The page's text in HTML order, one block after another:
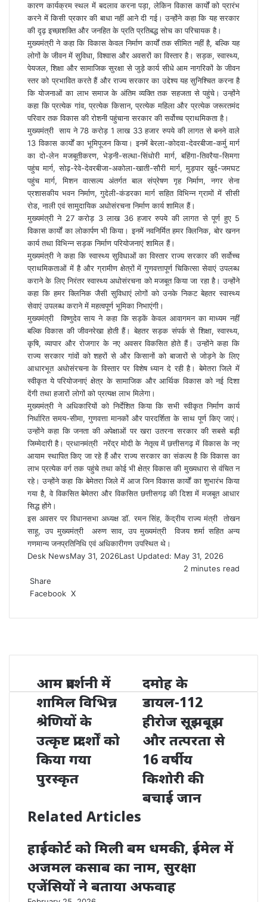
कारण कार्यक्रम स्थल में बदलाव करना पड़ा, लेकिन विकास कार्यों को प्रारंभ
करने में किसी प्रकार की बाधा नहीं आने दी गई। उन्होंने कहा कि यह सरकार
की दृढ़ इच्छाशक्ति और जनहित के प्रति प्रतिबद्ध सोच का परिचायक है।
मुख्यमंत्री ने कहा कि विकास केवल निर्माण कार्यों तक सीमित नहीं है, बल्कि यह
लोगों के जीवन में सुविधा, विश्वास और अवसरों का विस्तार है। सड़क, स्वास्थ्य,
पेयजल, शिक्षा और सामाजिक सुरक्षा से जुड़े कार्य सीधे आम नागरिकों के जीवन
स्तर को प्रभावित करते हैं और राज्य सरकार का उद्देश्य यह सुनिश्चित करना है
कि योजनाओं का लाभ समाज के अंतिम व्यक्ति तक सहजता से पहुंचे। उन्होंने
कहा कि प्रत्येक गांव, प्रत्येक किसान, प्रत्येक महिला और प्रत्येक जरूरतमंद
परिवार तक विकास की रोशनी पहुंचाना सरकार की सर्वोच्च प्राथमिकता है।
मुख्यमंत्री साय ने 78 करोड़ 1 लाख 33 हजार रुपये की लागत से बनने वाले
13 विकास कार्यों का भूमिपूजन किया। इनमें बेरला-कोदवा-देवरबीजा-कर्मु मार्ग
का दो-लेन मजबूतीकरण, भेड़नी-सल्धा-सिंधोरी मार्ग, बहिंगा-तिवरैया-सिमगा
पहुंच मार्ग, सोढ़-रेवे-देवरबीजा-अकोला-खाती-सौरी मार्ग, मुड़पार खुर्द-जमघट
पहुंच मार्ग, मिशन वात्सल्य अंतर्गत बाल संप्रेषण गृह निर्माण, नगर सेना
प्रशासकीय भवन निर्माण, गुदेली-कंडरका मार्ग सहित विभिन्न ग्रामों में सीसी
रोड, नाली एवं सामुदायिक अधोसंरचना निर्माण कार्य शामिल हैं।
मुख्यमंत्री ने 27 करोड़ 3 लाख 36 हजार रुपये की लागत से पूर्ण हुए 5
विकास कार्यों का लोकार्पण भी किया। इनमें नवनिर्मित हमर क्लिनिक, बोर खनन
कार्य तथा विभिन्न सड़क निर्माण परियोजनाएं शामिल हैं।
मुख्यमंत्री ने कहा कि स्वास्थ्य सुविधाओं का विस्तार राज्य सरकार की सर्वोच्च
प्राथमिकताओं में है और ग्रामीण क्षेत्रों में गुणवत्तापूर्ण चिकित्सा सेवाएं उपलब्ध
कराने के लिए निरंतर स्वास्थ्य अधोसंरचना को मजबूत किया जा रहा है। उन्होंने
कहा कि हमर क्लिनिक जैसी सुविधाएं लोगों को उनके निकट बेहतर स्वास्थ्य
सेवाएं उपलब्ध कराने में महत्वपूर्ण भूमिका निभाएंगी।
मुख्यमंत्री विष्णुदेव साय ने कहा कि सड़कें केवल आवागमन का माध्यम नहीं
बल्कि विकास की जीवनरेखा होती हैं। बेहतर सड़क संपर्क से शिक्षा, स्वास्थ्य,
कृषि, व्यापार और रोजगार के नए अवसर विकसित होते हैं। उन्होंने कहा कि
राज्य सरकार गांवों को शहरों से और किसानों को बाजारों से जोड़ने के लिए
आधारभूत अधोसंरचना के विस्तार पर विशेष ध्यान दे रही है। बेमेतरा जिले में
स्वीकृत ये परियोजनाएं क्षेत्र के सामाजिक और आर्थिक विकास को नई दिशा
देंगी तथा हजारों लोगों को प्रत्यक्ष लाभ मिलेगा।
मुख्यमंत्री ने अधिकारियों को निर्देशित किया कि सभी स्वीकृत निर्माण कार्य
निर्धारित समय-सीमा, गुणवत्ता मानकों और पारदर्शिता के साथ पूर्ण किए जाएं।
उन्होंने कहा कि जनता की अपेक्षाओं पर खरा उतरना सरकार की सबसे बड़ी
जिम्मेदारी है। प्रधानमंत्री नरेंद्र मोदी के नेतृत्व में छत्तीसगढ़ में विकास के नए
आयाम स्थापित किए जा रहे हैं और राज्य सरकार का संकल्प है कि विकास का
लाभ प्रत्येक वर्ग तक पहुंचे तथा कोई भी क्षेत्र विकास की मुख्यधारा से वंचित न
रहे। उन्होंने कहा कि बेमेतरा जिले में आज जिन विकास कार्यों का शुभारंभ किया
गया है, वे विकसित बेमेतरा और विकसित छत्तीसगढ़ की दिशा में मजबूत आधार
सिद्ध होंगे।
इस अवसर पर विधानसभा अध्यक्ष डॉ. रमन सिंह, केंद्रीय राज्य मंत्री तोखन
साहू, उप मुख्यमंत्री अरुण साव, उप मुख्यमंत्री विजय शर्मा सहित अन्य
गणमान्य जनप्रतिनिधि एवं अधिकारीगण उपस्थित थे।
Desk NewsMay 31, 2026Last Updated: May 31, 2026
2 minutes read
Share
Facebook X
Email
आम प्रदर्शनी में
शामिल विभिन्न
श्रेणियों के
उत्कृष्ट प्रादर्शाें को
किया गया
पुरस्कृत
दमोह के
डायल-112
हीरोज सूझबूझ
और तत्परता से
16 वर्षीय
किशोरी की
बचाई जान
Related Articles
हाईकोर्ट को मिली बम धमकी, ईमेल में
अजमल कसाब का नाम, सुरक्षा
एजेंसियों ने बताया अफवाह